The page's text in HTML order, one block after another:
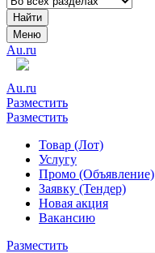
Найти
Меню
Au.ru
Au.ru
Разместить
Разместить
Товар (Лот)
Услугу
Промо (Объявление)
Заявку (Тендер)
Новая акция
Вакансию
Разместить